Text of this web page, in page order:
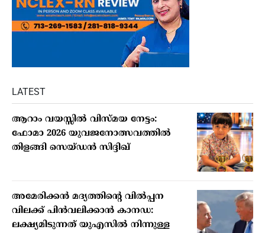
LATEST
ആറാം വയസ്സില്‍ വിസ്മയ നേട്ടം:
ഫോമാ 2026 യുവജനോത്സവത്തില്‍
തിളങ്ങി സെയ്ഡന്‍ സിദ്ദിഖ്
അമേരിക്കന്‍ മദ്യത്തിന്റെ വില്‍പ്പന
വിലക്ക് പിന്‍വലിക്കാന്‍ കാനഡ:
ലക്ഷ്യമിടുന്നത് യുഎസില്‍ നിന്നുള്ള